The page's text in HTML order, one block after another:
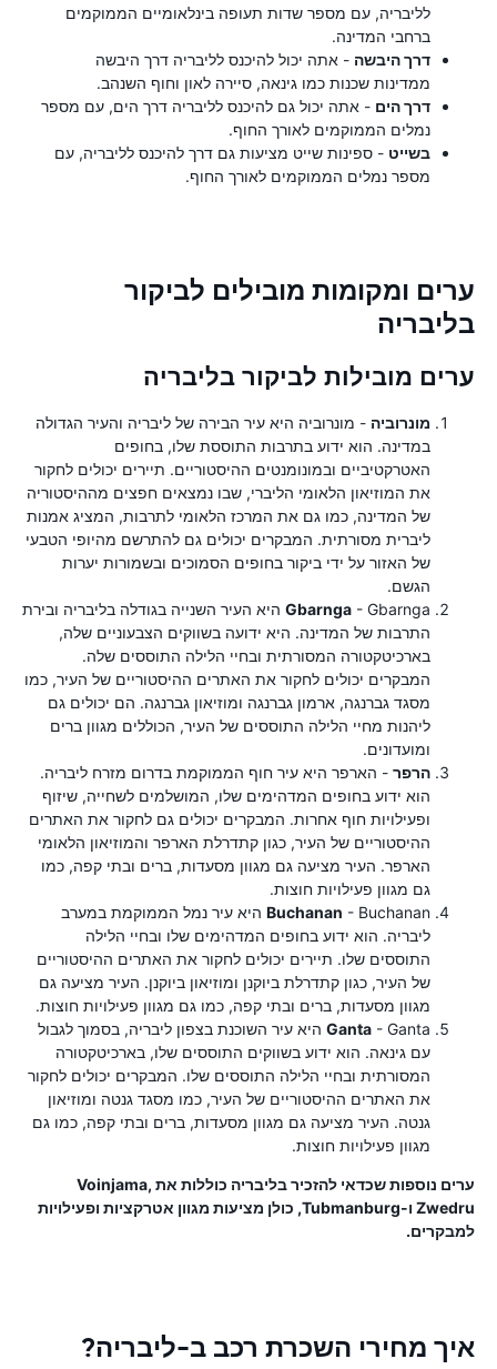
לליבריה, עם מספר שדות תעופה בינלאומיים הממוקמים
ברחבי המדינה.
דרך היבשה - אתה יכול להיכנס לליבריה דרך היבשה
ממדינות שכנות כמו גינאה, סיירה לאון וחוף השנהב.
דרך הים - אתה יכול גם להיכנס לליבריה דרך הים, עם מספר
נמלים הממוקמים לאורך החוף.
בשייט - ספינות שייט מציעות גם דרך להיכנס לליבריה, עם
מספר נמלים הממוקמים לאורך החוף.
ערים ומקומות מובילים לביקור
בליבריה
ערים מובילות לביקור בליבריה
מונרוביה - מונרוביה היא עיר הבירה של ליבריה והעיר הגדולה
במדינה. הוא ידוע בתרבות התוססת שלו, בחופים
האטרקטיביים ובמונומנטים ההיסטוריים. תיירים יכולים לחקור
את המוזיאון הלאומי הליברי, שבו נמצאים חפצים מההיסטוריה
של המדינה, כמו גם את המרכז הלאומי לתרבות, המציג אמנות
ליברית מסורתית. המבקרים יכולים גם להתרשם מהיופי הטבעי
של האזור על ידי ביקור בחופים הסמוכים ובשמורות יערות
הגשם.
Gbarnga - Gbarnga היא העיר השנייה בגודלה בליבריה ובירת
התרבות של המדינה. היא ידועה בשווקים הצבעוניים שלה,
בארכיטקטורה המסורתית ובחיי הלילה התוססים שלה.
המבקרים יכולים לחקור את האתרים ההיסטוריים של העיר, כמו
מסגד גברנגה, ארמון גברנגה ומוזיאון גברנגה. הם יכולים גם
ליהנות מחיי הלילה התוססים של העיר, הכוללים מגוון ברים
ומועדונים.
הרפר - הארפר היא עיר חוף הממוקמת בדרום מזרח ליבריה.
הוא ידוע בחופים המדהימים שלו, המושלמים לשחייה, שיזוף
ופעילויות חוף אחרות. המבקרים יכולים גם לחקור את האתרים
ההיסטוריים של העיר, כגון קתדרלת הארפר והמוזיאון הלאומי
הארפר. העיר מציעה גם מגוון מסעדות, ברים ובתי קפה, כמו
גם מגוון פעילויות חוצות.
Buchanan - Buchanan היא עיר נמל הממוקמת במערב
ליבריה. הוא ידוע בחופים המדהימים שלו ובחיי הלילה
התוססים שלו. תיירים יכולים לחקור את האתרים ההיסטוריים
של העיר, כגון קתדרלת ביוקנן ומוזיאון ביוקנן. העיר מציעה גם
מגוון מסעדות, ברים ובתי קפה, כמו גם מגוון פעילויות חוצות.
Ganta - Ganta היא עיר השוכנת בצפון ליבריה, בסמוך לגבול
עם גינאה. הוא ידוע בשווקים התוססים שלו, בארכיטקטורה
המסורתית ובחיי הלילה התוססים שלו. המבקרים יכולים לחקור
את האתרים ההיסטוריים של העיר, כמו מסגד גנטה ומוזיאון
גנטה. העיר מציעה גם מגוון מסעדות, ברים ובתי קפה, כמו גם
מגוון פעילויות חוצות.
ערים נוספות שכדאי להזכיר בליבריה כוללות את Voinjama,
Zwedru ו-Tubmanburg, כולן מציעות מגוון אטרקציות ופעילויות
למבקרים.
איך מחירי השכרת רכב ב-ליבריה?